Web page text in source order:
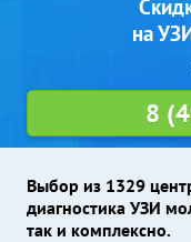
Выбор из 1329
диагностика УЗИ
так и комплексно.
на
8